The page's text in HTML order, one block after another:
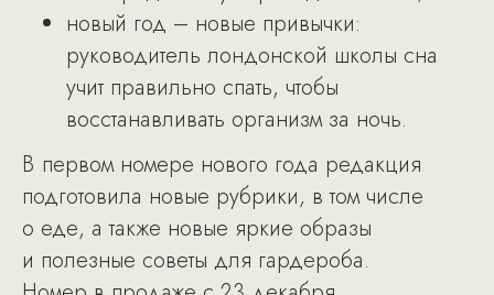
новый год – новые привычки:
руководитель лондонской школы сна
учит правильно спать, чтобы
восстанавливать организм за ночь.
В первом номере нового года редакция
подготовила новые рубрики, в том числе
о еде, а также новые яркие образы
и полезные советы для гардероба.